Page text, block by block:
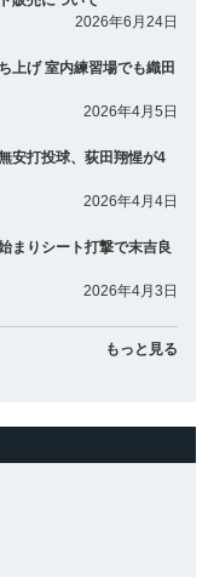
2026年6月24日
上げ 室内練習場でも織田
2026年4月5日
安打投球、荻田翔惺が4
2026年4月4日
まりシート打撃で末吉良
2026年4月3日
もっと見る